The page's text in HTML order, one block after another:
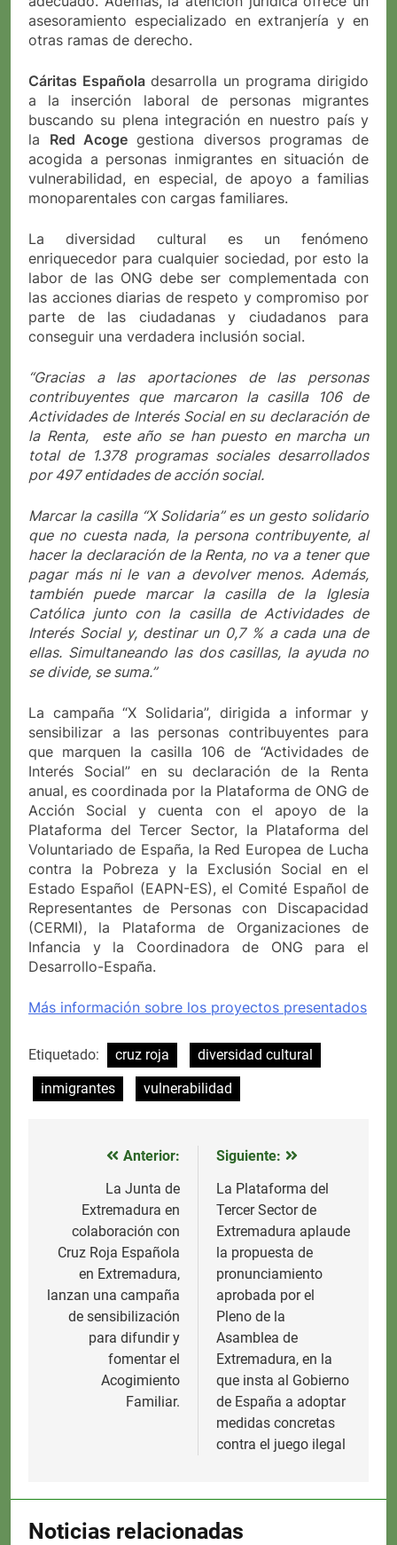
asesoramiento especializado en extranjería y en
otras ramas de derecho.
Cáritas Española desarrolla un programa dirigido
a la inserción laboral de personas migrantes
buscando su plena integración en nuestro país y
la Red Acogegestiona diversos programas de
acogida a personas inmigrantes en situación de
vulnerabilidad, en especial, de apoyo a familias
monoparentales con cargas familiares.
La diversidad cultural es un fenómeno
enriquecedor para cualquier sociedad, por esto la
labor de las ONG debe ser complementada con
las acciones diarias de respeto y compromiso por
parte de las ciudadanas y ciudadanos para
conseguir una verdadera inclusión social.
“Gracias a las aportaciones de las personas
contribuyentes que marcaron la casilla 106 de
Actividades de Interés Social en su declaración de
la Renta, este año se han puesto en marcha un
total de 1.378 programas sociales desarrollados
por 497 entidades de acción social.
Marcar la casilla “X Solidaria” es un gesto solidario
que no cuesta nada, la persona contribuyente, al
hacer la declaración de la Renta, no va a tener que
pagar más ni le van a devolver menos. Además,
también puede marcar la casilla de la Iglesia
Católica junto con la casilla de Actividades de
Interés Social y, destinar un 0,7 % a cada una de
ellas. Simultaneando las dos casillas, la ayuda no
se divide, se suma.”
La campaña “X Solidaria”, dirigida a informar y
sensibilizar a las personas contribuyentes para
que marquen la casilla 106 de “Actividades de
Interés Social” en su declaración de la Renta
anual, es coordinada por la Plataforma de ONG de
Acción Social y cuenta con el apoyo de la
Plataforma del Tercer Sector, la Plataforma del
Voluntariado de España, la Red Europea de Lucha
contra la Pobreza y la Exclusión Social en el
Estado Español (EAPN-ES), el Comité Español de
Representantes de Personas con Discapacidad
(CERMI), la Plataforma de Organizaciones de
Infancia y la Coordinadora de ONG para el
Desarrollo-España.
Más información sobre los proyectos presentados
Etiquetado: cruz roja
diversidad cultural
inmigrantes
vulnerabilidad
Navegación
entradas
Anterior:
La Junta de
Extremadura en
colaboración con
Cruz Roja Española
en Extremadura,
lanzan una campaña
de sensibilización
para difundir y
fomentar el
Acogimiento
Familiar.
Siguiente:
La Plataforma del
Tercer Sector de
Extremadura aplaude
la propuesta de
pronunciamiento
aprobada por el
Pleno de la
Asamblea de
Extremadura, en la
que insta al Gobierno
de España a adoptar
medidas concretas
contra el juego ilegal
Noticias relacionadas